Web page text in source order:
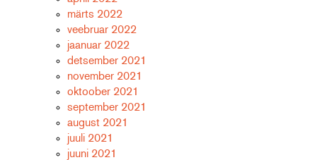
märts 2022
veebruar 2022
jaanuar 2022
detsember 2021
november 2021
oktoober 2021
september 2021
august 2021
juuli 2021
juuni 2021